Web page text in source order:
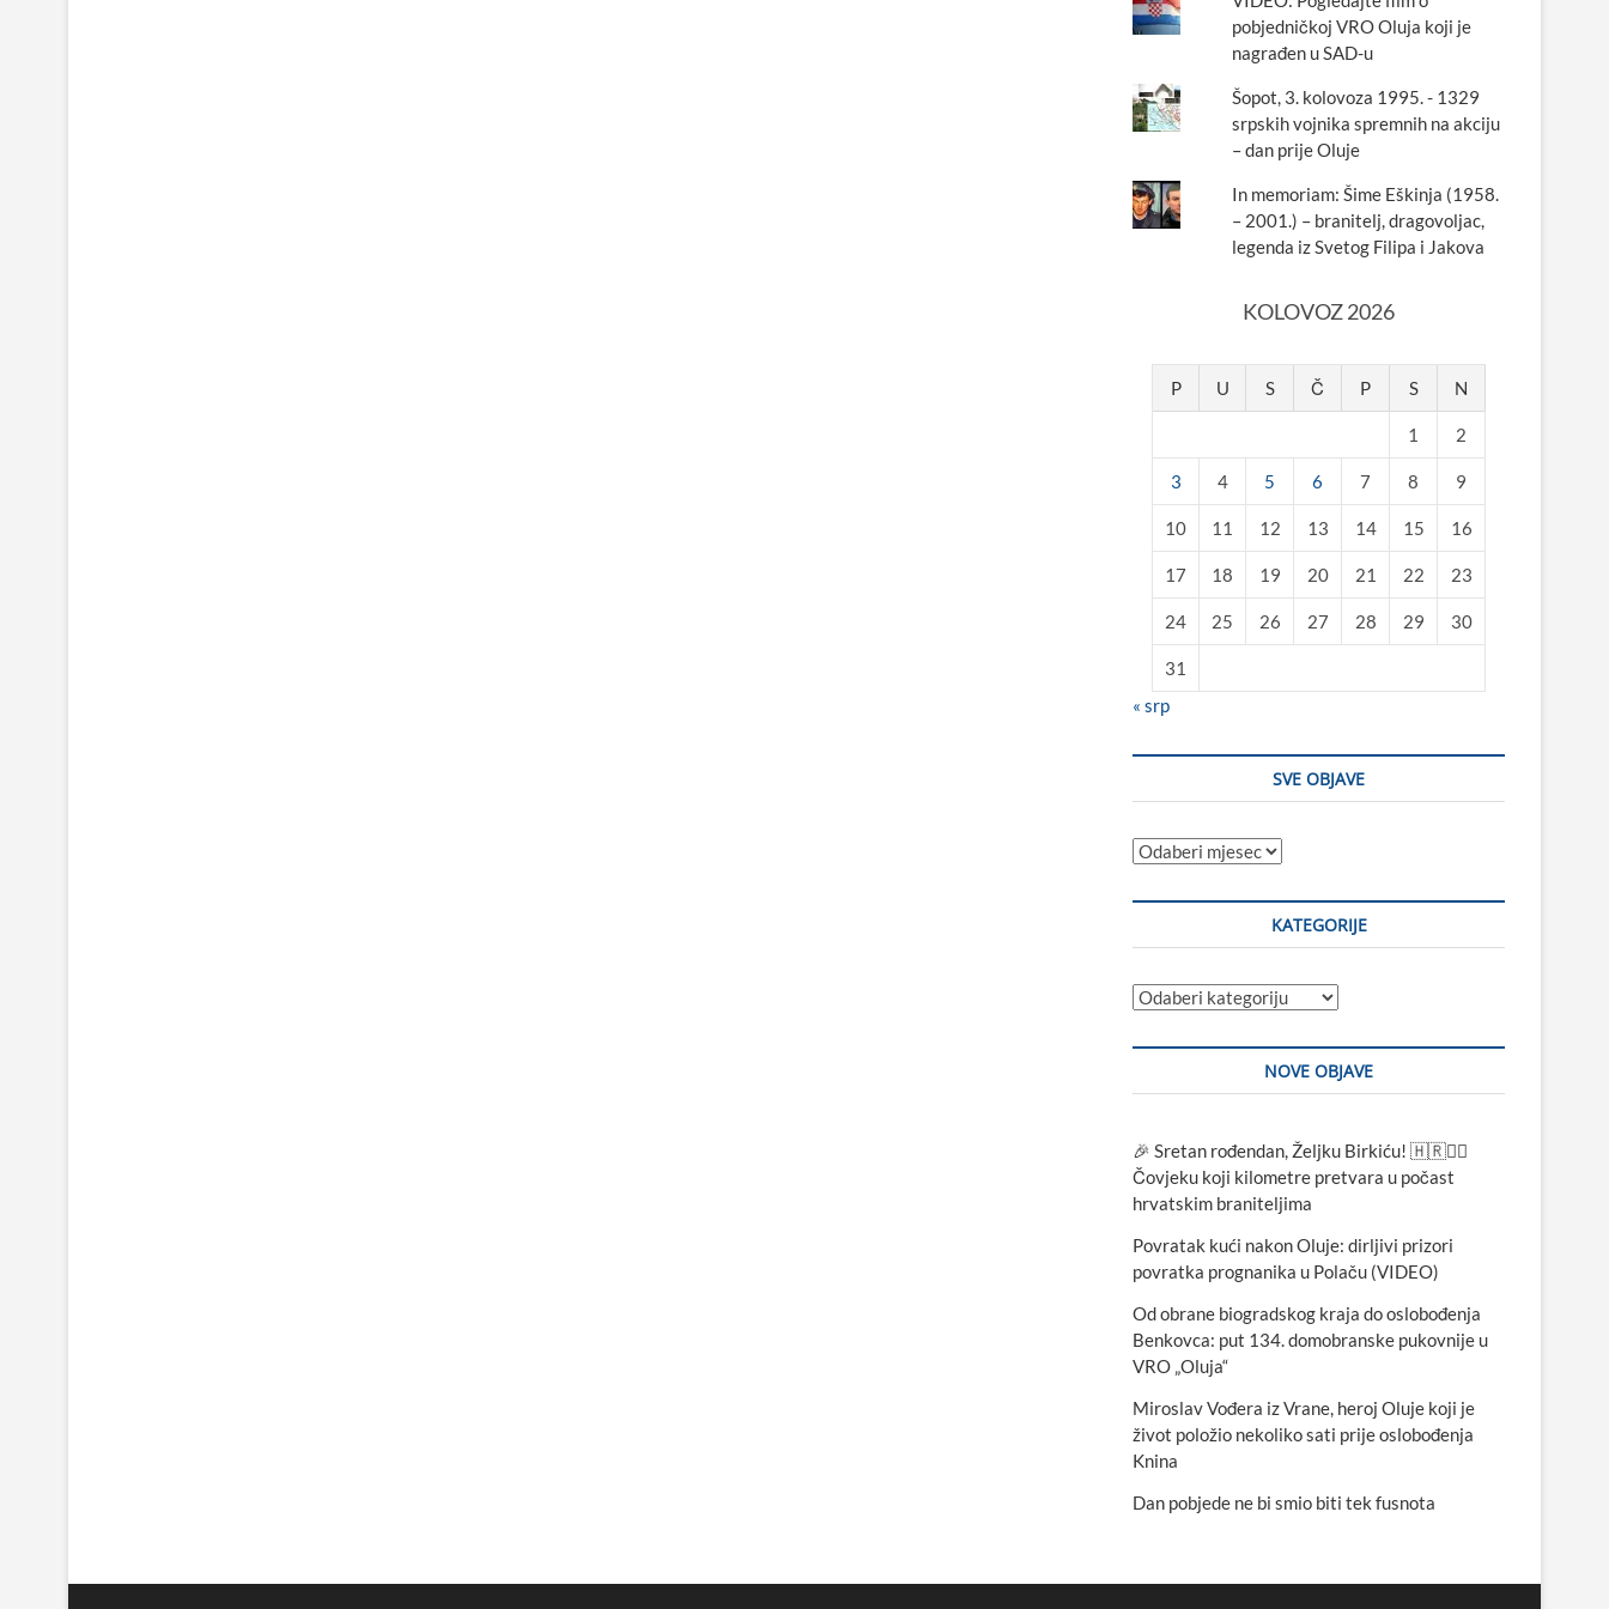
pobjedničkoj VRO Oluja koji je
nagrađen u SAD-u
Šopot, 3. kolovoza 1995. - 1329
srpskih vojnika spremnih na akciju
– dan prije Oluje
In memoriam: Šime Eškinja (1958.
– 2001.) – branitelj, dragovoljac,
legenda iz Svetog Filipa i Jakova
KOLOVOZ 2026
P U S Č P S N
1 2
3 4 5 6 7 8 9
10 11 12 13 14 15 16
17 18 19 20 21 22 23
24 25 26 27 28 29 30
31
« srp
SVE OBJAVE
Sve
KATEGORIJE
Kategorije
NOVE OBJAVE
🎉 Sretan rođendan, Željku Birkiću! 🇭🇷🏃‍♂️
Čovjeku koji kilometre pretvara u počast
hrvatskim braniteljima
Povratak kući nakon Oluje: dirljivi prizori
povratka prognanika u Polaču (VIDEO)
Od obrane biogradskog kraja do oslobođenja
Benkovca: put 134. domobranske pukovnije u
VRO „Oluja“
Miroslav Vođera iz Vrane, heroj Oluje koji je
život položio nekoliko sati prije oslobođenja
Knina
Dan pobjede ne bi smio biti tek fusnota